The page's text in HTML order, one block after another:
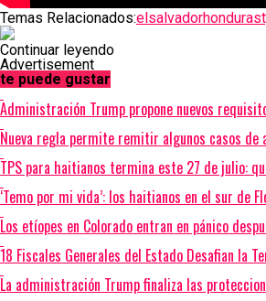
Temas Relacionados:elsalvadorhonduras
Continuar leyendo
Advertisement
te puede gustar
Administración Trump propone nuevos
Nueva regla permite remitir algunos casos
TPS para haitianos termina este 27 de julio:
‘Temo por mi vida’: los haitianos en el sur de
Los etíopes en Colorado entran en pánico
18 Fiscales Generales del Estado Desafian la
La administración Trump finaliza las